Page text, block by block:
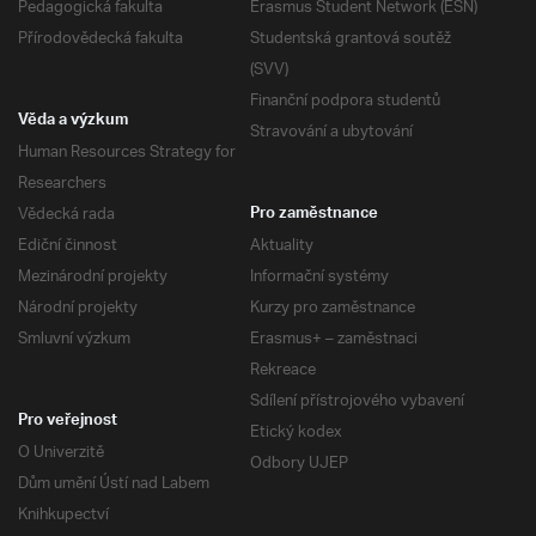
Pedagogická fakulta
Přírodovědecká fakulta
Erasmus Student Network (ESN)
Studentská grantová soutěž
(SVV)
Finanční podpora studentů
Stravování a ubytování
Věda a výzkum
Human Resources Strategy for
Researchers
Vědecká rada
Ediční činnost
Mezinárodní projekty
Národní projekty
Smluvní výzkum
Pro zaměstnance
Aktuality
Informační systémy
Kurzy pro zaměstnance
Erasmus+ – zaměstnaci
Rekreace
Sdílení přístrojového vybavení
Etický kodex
Odbory UJEP
Pro veřejnost
O Univerzitě
Dům umění Ústí nad Labem
Knihkupectví